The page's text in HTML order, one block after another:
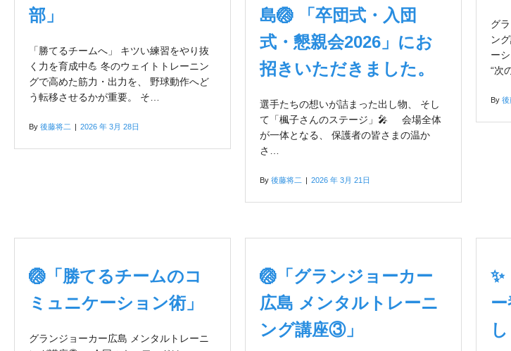
部」
「勝てるチームへ」 キツい練習をやり抜
く力を育成中💪 冬のウェイトトレーニン
グで高めた筋力・出力を、 野球動作へど
う転移させるかが重要。 そ…
By 後藤将二 | 2026 年 3月 28日
島🏐 「卒団式・入団
式・懇親会2026」にお
招きいただきました。
選手たちの想いが詰まった出し物、 そし
て「楓子さんのステージ」🎤 会場全体
が一体となる、 保護者の皆さまの温か
さ…
By 後藤将二 | 2026 年 3月 21日
グ
ン
ー
“次
By 後
🏐「勝てるチームのコ
ミュニケーション術」
グランジョーカー広島 メンタルトレーニ
🏐「グランジョーカー
広島 メンタルトレーニ
ング講座③」
✨